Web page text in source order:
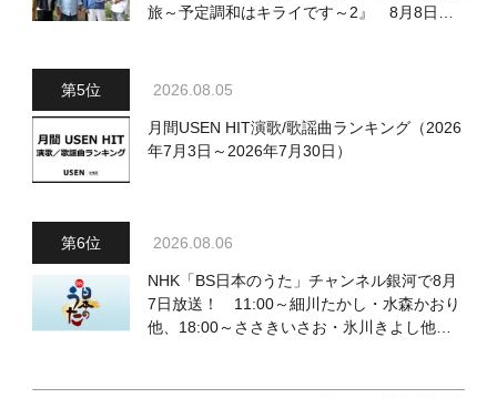
旅～予定調和はキライです～2』 8月8日
2026.08.05
月間USEN HIT演歌/歌謡曲ランキング（2026
年7月3日～2026年7月30日）
2026.08.06
NHK「BS日本のうた」チャンネル銀河で8月
7日放送！ 11:00～細川たかし・水森かおり
他、18:00～ささきいさお・氷川きよし他登